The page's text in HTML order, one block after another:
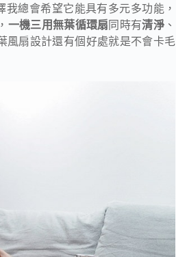
我總會希望它能具有多元多功能，
一機三用無葉循環扇 同時有清淨 、
風扇設計還有個好處就是不會卡毛